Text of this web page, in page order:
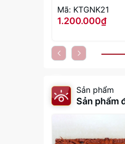
Mã: KTGNK21
1.200.000₫
Sản phẩm
Sản phẩm